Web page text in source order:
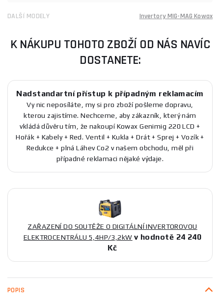
DALŠÍ MODELY Invertory MIG-MAG Kowax
K NÁKUPU TOHOTO ZBOŽÍ OD NÁS NAVÍC
DOSTANETE:
Nadstandartní přístup k případným reklamacím
Vy nic neposíláte, my si pro zboží pošleme dopravu,
kterou zajistíme. Nechceme, aby zákazník, který nám
vkládá důvěru tím, že nakoupí Kowax Genimig 220 LCD +
Hořák + Kabely + Red. Ventil + Kukla + Drát + Sprej + Vozík +
Redukce + plná Láhev Co2 v našem obchodu, měl při
případné reklamaci nějaké výdaje.
ZAŘAZENÍ DO SOUTĚŽE O DIGITÁLNÍ INVERTOROVOU
ELEKTROCENTRÁLU 5,4HP/3,2kW v hodnotě 24 240
Kč
POPIS